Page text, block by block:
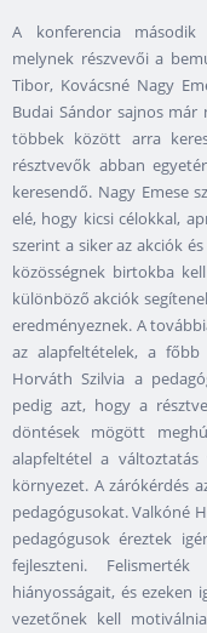
A konferencia második
melynek részvevői a
Tibor, Kovácsné Nagy
Budai Sándor sajnos
többek között arra
résztvevők abban
keresendő. Nagy Emese
elé, hogy kicsi célokkal,
szerint a siker az akciók
közösségnek birtokba
különböző akciók
eredményeznek. A
az alapfeltételek, a
Horváth Szilvia a
pedig azt, hogy a
döntések mögött
alapfeltétel a változtatás
környezet. A zárókérdés
pedagógusokat. Valkóné
pedagógusok éreztek
fejleszteni.
hiányosságait, és ezeken
vezetőnek kell